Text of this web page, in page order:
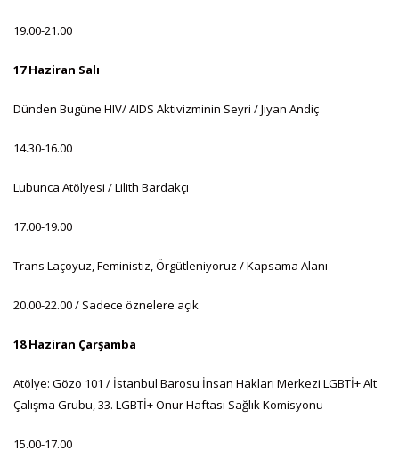
19.00-21.00
17 Haziran Salı
Dünden Bugüne HIV/ AIDS Aktivizminin Seyri / Jiyan Andiç
14.30-16.00
Lubunca Atölyesi / Lilith Bardakçı
17.00-19.00
Trans Laçoyuz, Feministiz, Örgütleniyoruz / Kapsama Alanı
20.00-22.00 / Sadece öznelere açık
18 Haziran Çarşamba
Atölye: Gözo 101 / İstanbul Barosu İnsan Hakları Merkezi LGBTİ+ Alt
Çalışma Grubu, 33. LGBTİ+ Onur Haftası Sağlık Komisyonu
15.00-17.00